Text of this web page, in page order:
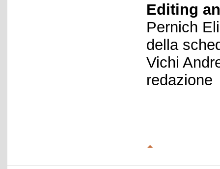
Editing
Pernich
della
Vichi
redazione